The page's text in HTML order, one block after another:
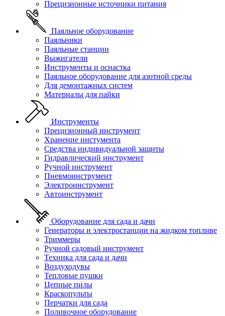
Прецизионные источники питания
Паяльное оборудование
Паяльники
Паяльные станции
Выжигатели
Инструменты и оснастка
Паяльное оборудование для азотной среды
Для демонтажных систем
Материалы для пайки
Инструменты
Прецизионный инструмент
Хранение инстумента
Средства индивидуальной защиты
Гидравлический инструмент
Ручной инструмент
Пневмоинструмент
Электроинструмент
Автоинструмент
Оборудование для сада и дачи
Генераторы и электростанции на жидком топливе
Триммеры
Ручной садовый инструмент
Техника для сада и дачи
Воздуходувы
Тепловые пушки
Цепные пилы
Краскопульты
Перчатки для сада
Поливочное оборудование